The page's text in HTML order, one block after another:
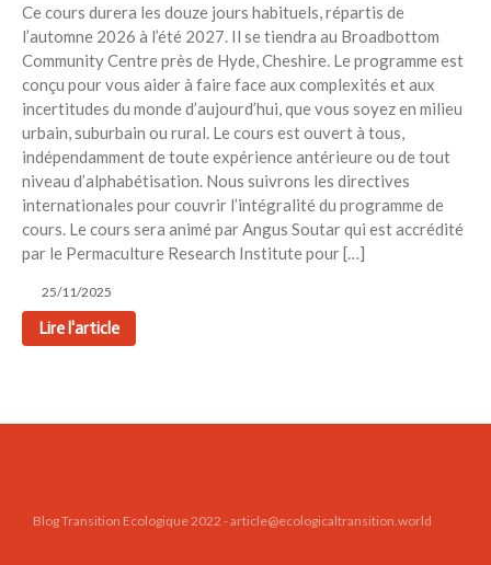
Réduire les déchets : votre
guide pour les citoyens et les
électeurs
Toits verts | Association
Permaculturelle
L’intelligence artificielle pour
prédire le succès des invasions
biologiques – The Applied
Ecologist
Utiliser l’apprentissage
Ce cours durera les douze jours habituels, répartis de
l’automne 2026 à l’été 2027. Il se tiendra au Broadbottom
Community Centre près de Hyde, Cheshire. Le programme est
conçu pour vous aider à faire face aux complexités et aux
incertitudes du monde d’aujourd’hui, que vous soyez en milieu
urbain, suburbain ou rural. Le cours est ouvert à tous,
indépendamment de toute expérience antérieure ou de tout
niveau d’alphabétisation. Nous suivrons les directives
internationales pour couvrir l’intégralité du programme de
cours. Le cours sera animé par Angus Soutar qui est accrédité
par le Permaculture Research Institute pour […]
25/11/2025
Lire l'article
Blog Transition Ecologique 2022 - article@ecologicaltransition.world